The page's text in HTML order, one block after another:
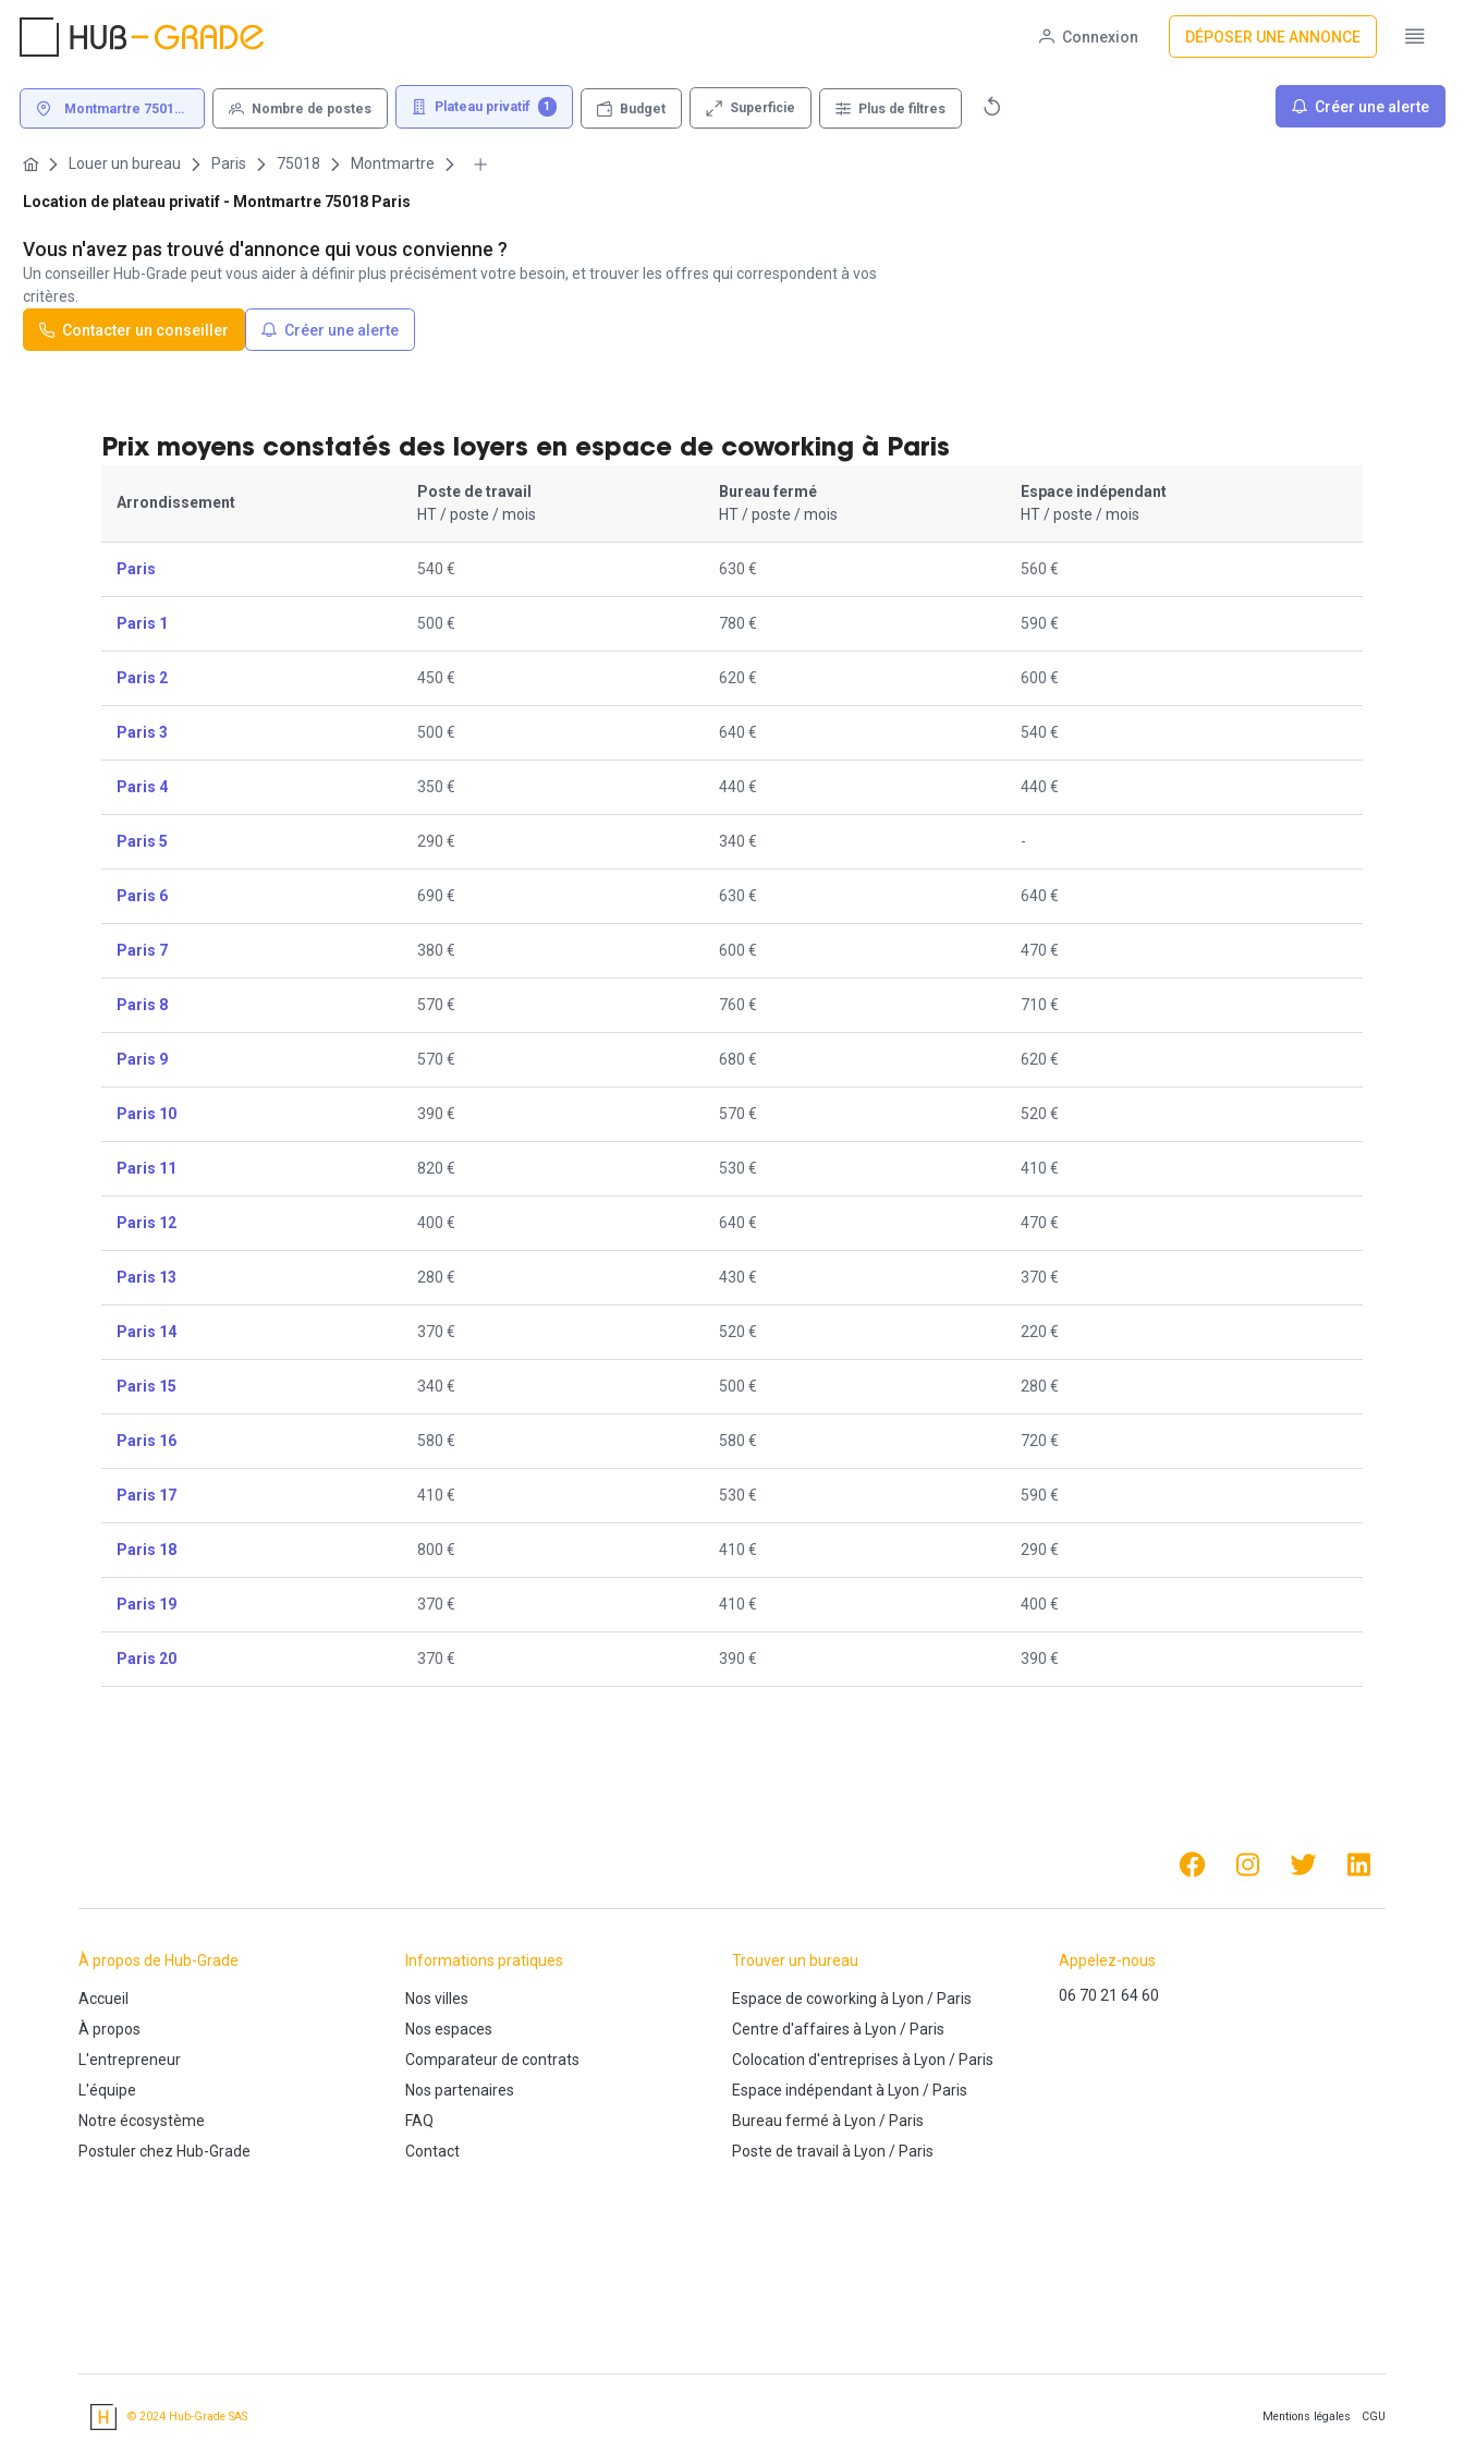
Connexion DÉPOSER UNE ANNONCE
Montmartre 75018
Nombre de postes Plateau privatif 1 Budget Superficie Plus de filtres Créer une alerte
Louer un bureau Paris 75018 Montmartre
Location de plateau privatif - Montmartre 75018 Paris
Vous n'avez pas trouvé d'annonce qui vous convienne ?
Un conseiller Hub-Grade peut vous aider à définir plus précisément votre besoin, et trouver les offres qui correspondent à vos
critères.
Contacter un conseiller
Créer une alerte
Prix moyens constatés des loyers en espace de coworking à Paris
Arrondissement
Poste de travail
HT / poste / mois
Bureau fermé
HT / poste / mois
Espace indépendant
HT / poste / mois
Paris 540 € 630 € 560 €
Paris 1 500 € 780 € 590 €
Paris 2 450 € 620 € 600 €
Paris 3 500 € 640 € 540 €
Paris 4 350 € 440 € 440 €
Paris 5 290 € 340 € -
Paris 6 690 € 630 € 640 €
Paris 7 380 € 600 € 470 €
Paris 8 570 € 760 € 710 €
Paris 9 570 € 680 € 620 €
Paris 10 390 € 570 € 520 €
Paris 11 820 € 530 € 410 €
Paris 12 400 € 640 € 470 €
Paris 13 280 € 430 € 370 €
Paris 14 370 € 520 € 220 €
Paris 15 340 € 500 € 280 €
Paris 16 580 € 580 € 720 €
Paris 17 410 € 530 € 590 €
Paris 18 800 € 410 € 290 €
Paris 19 370 € 410 € 400 €
Paris 20 370 € 390 € 390 €
À propos de Hub-Grade
Accueil
À propos
L'entrepreneur
L'équipe
Notre écosystème
Postuler chez Hub-Grade
Informations pratiques
Nos villes
Nos espaces
Comparateur de contrats
Nos partenaires
FAQ
Contact
Trouver un bureau
Espace de coworking à Lyon / Paris
Centre d'affaires à Lyon / Paris
Colocation d'entreprises à Lyon / Paris
Espace indépendantà Lyon / Paris
Bureau fermé à Lyon / Paris
Poste de travail à Lyon / Paris
Appelez-nous
06 70 21 64 60
© 2024 Hub-Grade SAS Mentions légales CGU